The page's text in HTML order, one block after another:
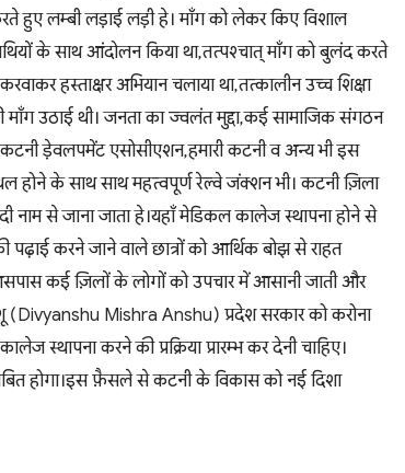
हुए लम्बी लड़ाई लड़ी हे। माँग को लेकर किए विशाल
के साथ आंदोलन किया था,तत्पश्चात् माँग को बुलंद करते
हस्ताक्षर अभियान चलाया था,तत्कालीन उच्च शिक्षा
उठाई थी। जनता का ज्वलंत मुद्दा,कई सामाजिक संगठन
ड़ेवलपमेंट एसोसीएशन,हमारी कटनी व अन्य भी इस
के साथ साथ महत्वपूर्ण रेल्वे जंक्शन भी। कटनी ज़िला
से जाना जाता हे।यहाँ मेडिकल कालेज स्थापना होने से
करने जाने वाले छात्रों को आर्थिक बोझ से राहत
कई ज़िलों के लोगों को उपचार में आसानी जाती और
(Divyanshu Mishra Anshu) प्रदेश सरकार को करोना
स्थापना करने की प्रक्रिया प्रारम्भ कर देनी चाहिए।
होगा।इस फ़ैसले से कटनी के विकास को नई दिशा